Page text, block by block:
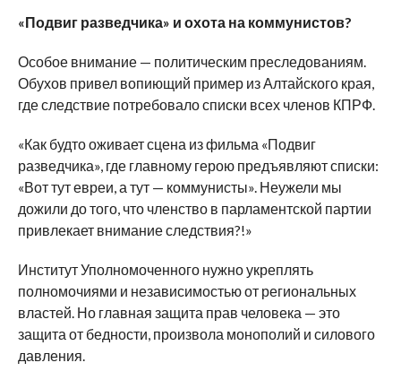
«Подвиг разведчика» и охота на коммунистов?
Особое внимание — политическим преследованиям.
Обухов привел вопиющий пример из Алтайского края,
где следствие потребовало списки всех членов КПРФ.
«Как будто оживает сцена из фильма «Подвиг
разведчика», где главному герою предъявляют списки:
«Вот тут евреи, а тут — коммунисты». Неужели мы
дожили до того, что членство в парламентской партии
привлекает внимание следствия?!»
Институт Уполномоченного нужно укреплять
полномочиями и независимостью от региональных
властей. Но главная защита прав человека — это
защита от бедности, произвола монополий и силового
давления.